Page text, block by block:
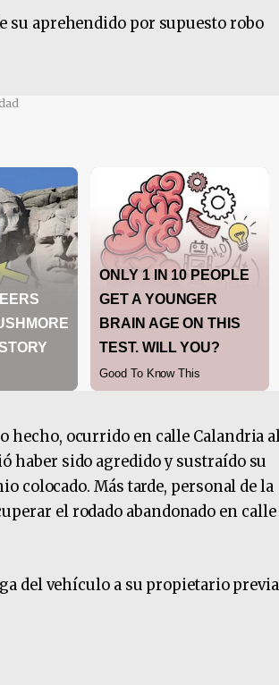
su aprehendido por supuesto robo
hecho, ocurrido en calle Calandria
haber sido agredido y sustraído su
colocado. Más tarde, personal de la
el rodado abandonado en calle
del vehículo a su propietario previa